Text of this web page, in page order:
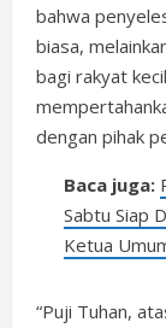
bahwa
biasa,
bagi rakyat
dengan pihak
Baca juga:
Sabtu Siap
Ketua
“Puji Tuhan,